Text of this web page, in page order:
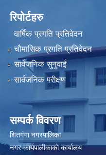
रिपोर्टहरु
वार्षिक प्रगति प्रतिवेदन
चौमासिक प्रगति प्रतिवेदन
सार्वजनिक सुनुवाई
सार्वजनिक परीक्षण
सम्पर्क विवरण
शितगंगा नगरपालिका
नगर कार्यपालीकाकाे कार्यालय